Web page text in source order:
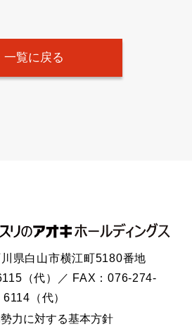
一覧に戻る
県白山市横江町5180番地
（代）／ FAX：076-274-
6114（代）
力に対する基本方針